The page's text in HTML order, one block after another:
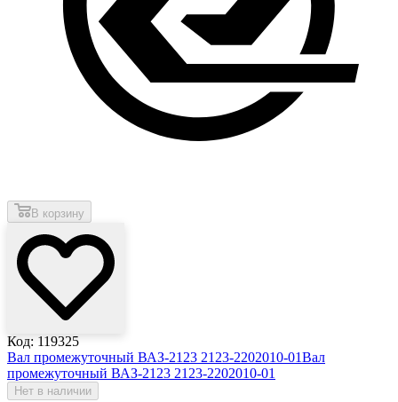
В корзину
Код: 119325
Вал промежуточный ВАЗ-2123 2123-2202010-01Вал
промежуточный ВАЗ-2123 2123-2202010-01
Нет в наличии